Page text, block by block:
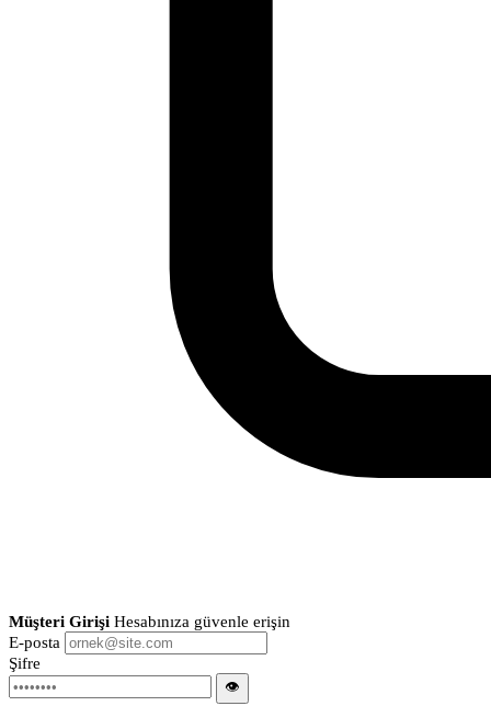
Müşteri Girişi Hesabınıza güvenle erişin
E-posta
Şifre
👁